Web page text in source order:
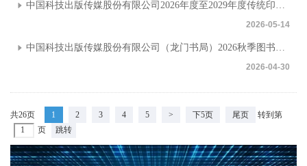
2026-05-14
2026-04-30
共26页 1 2 3 4 5 > 下5页 尾页
转到第
页